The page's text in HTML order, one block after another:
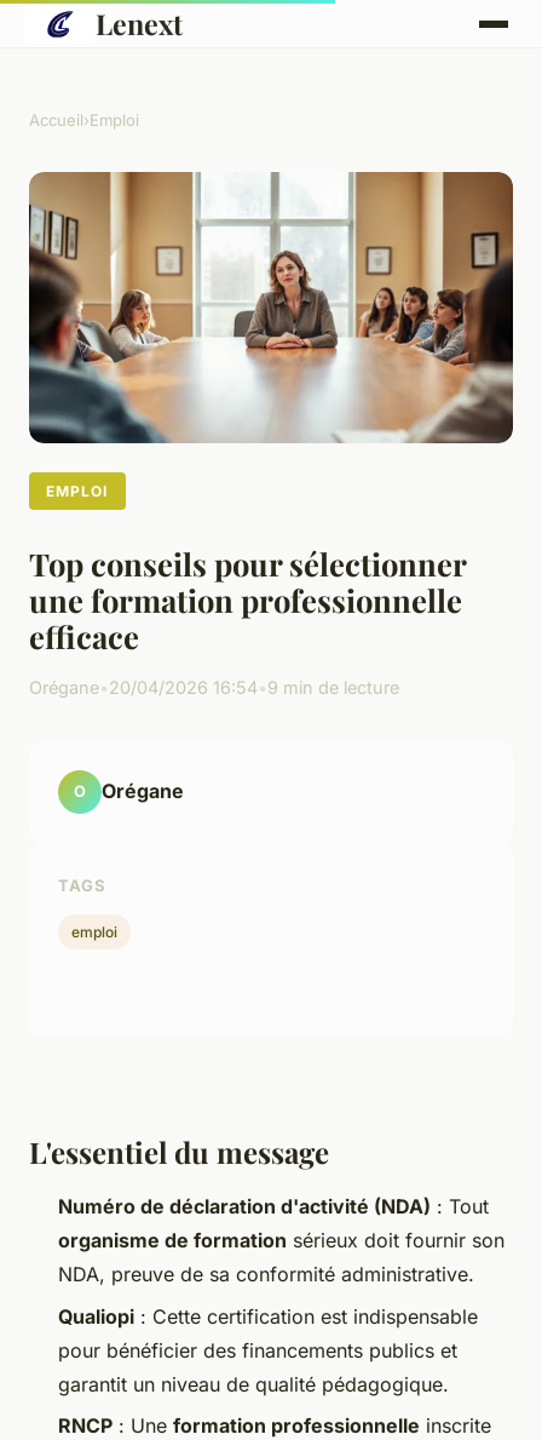
Lenext
Accueil›Emploi
EMPLOI
Top conseils pour sélectionner
une formation professionnelle
efficace
Orégane•20/04/2026 16:54•9 min de lecture
L'essentiel du message
Numéro de déclaration d'activité (NDA) : Tout
organisme de formation sérieux doit fournir son
NDA, preuve de sa conformité administrative.
Qualiopi : Cette certification est indispensable
pour bénéficier des financements publics et
garantit un niveau de qualité pédagogique.
RNCP : Une formation professionnelle inscrite
O Orégane
TAGS
emploi